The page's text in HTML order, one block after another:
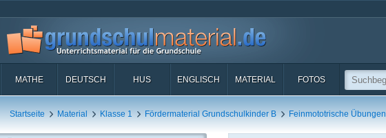
MATHE DEUTSCH HUS ENGLISCH MATERIAL FOTOS
Startseite Material Klasse 1 Fördermaterial Grundschulkinder B Feinmototrische Übungen